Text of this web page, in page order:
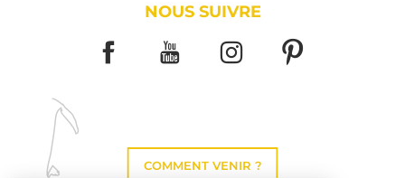
NOUS SUIVRE
COMMENT VENIR ?